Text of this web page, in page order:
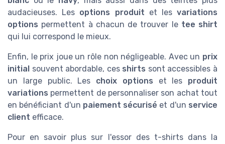
audacieuses. Les options produit et lesvariations
options permettent à chacun de trouver le tee shirt
qui lui correspond le mieux.
Enfin, le prix joue un rôle non négligeable. Avec un prix
initial souvent abordable, ces shirts sont accessibles à
un large public. Les choix options et les produit
variations permettent de personnaliser son achat tout
en bénéficiant d'un paiement sécurisé et d'un service
client efficace.
Pour en savoir plus sur l'essor des t-shirts dans la